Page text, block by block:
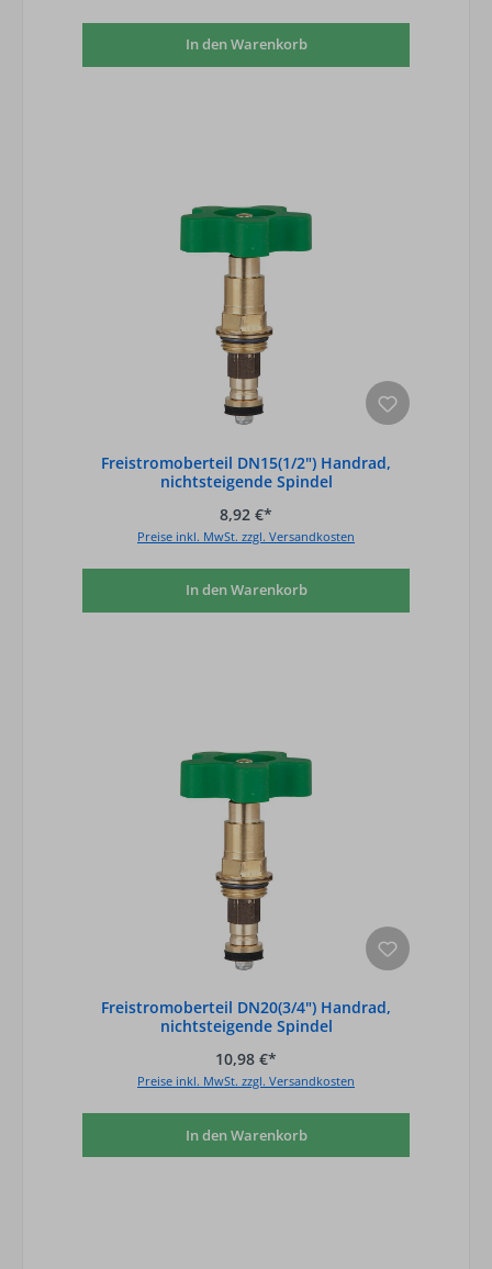
In den Warenkorb
Freistromoberteil DN15(1/2") Handrad,
nichtsteigende Spindel
8,92 €*
Preise inkl. MwSt. zzgl. Versandkosten
In den Warenkorb
Freistromoberteil DN20(3/4") Handrad,
nichtsteigende Spindel
10,98 €*
Preise inkl. MwSt. zzgl. Versandkosten
In den Warenkorb